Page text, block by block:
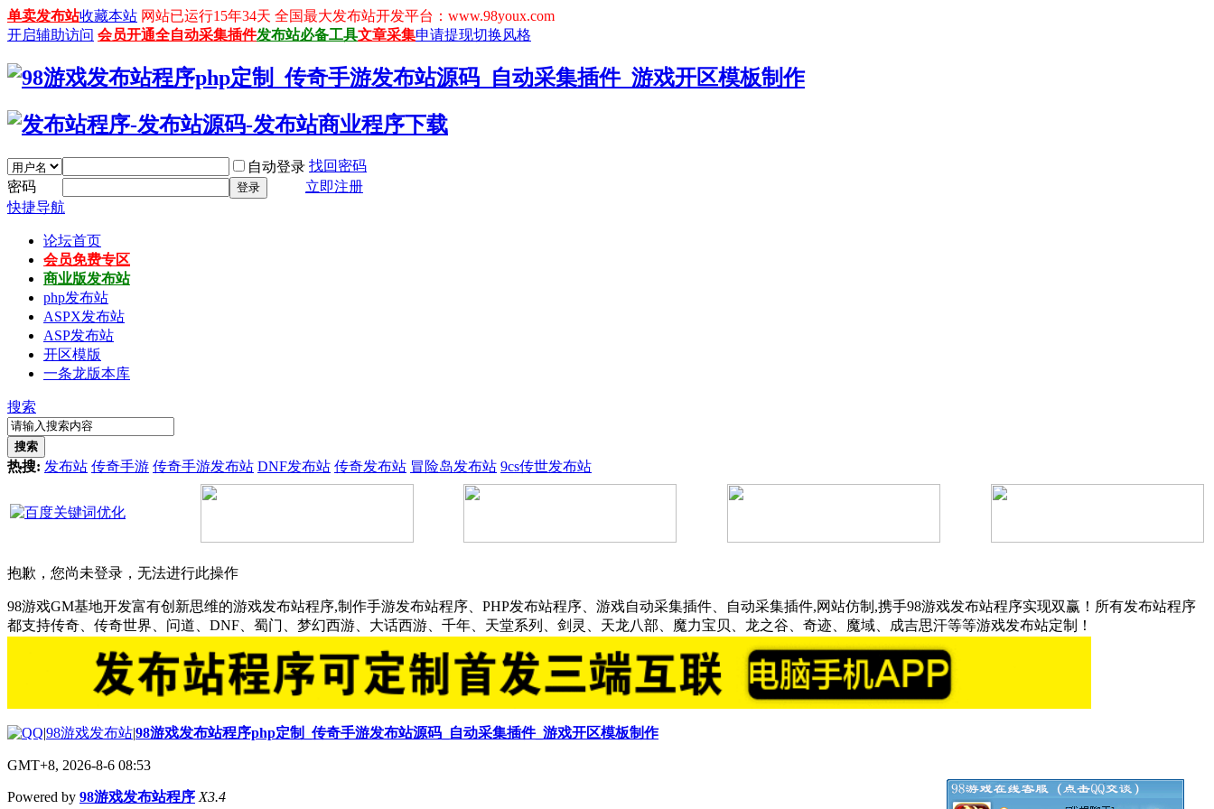
单卖发布站收藏本站 网站已运行15年34天 全国最大发布站开发平台：www.98youx.com
开启辅助访问 会员开通全自动采集插件发布站必备工具文章采集申请提现切换风格
自动登录 找回密码
密码
登录
立即注册
快捷导航
论坛首页
会员免费专区
商业版发布站
php发布站
ASPX发布站
ASP发布站
开区模版
一条龙版本库
搜索
搜索
热搜: 发布站 传奇手游 传奇手游发布站 DNF发布站 传奇发布站 冒险岛发布站 9cs传世发布站
抱歉，您尚未登录，无法进行此操作
98游戏GM基地开发富有创新思维的游戏发布站程序,制作手游发布站程序、PHP发布站程序、游戏自动采集插件、自动采集插件,网站仿制,携手98游戏发布站程序实现双赢！所有发布站程序
都支持传奇、传奇世界、问道、DNF、蜀门、梦幻西游、大话西游、千年、天堂系列、剑灵、天龙八部、魔力宝贝、龙之谷、奇迹、魔域、成吉思汗等等游戏发布站定制！
|98游戏发布站|98游戏发布站程序php定制_传奇手游发布站源码_自动采集插件_游戏开区模板制作
GMT+8, 2026-8-6 08:53
Powered by 98游戏发布站程序 X3.4